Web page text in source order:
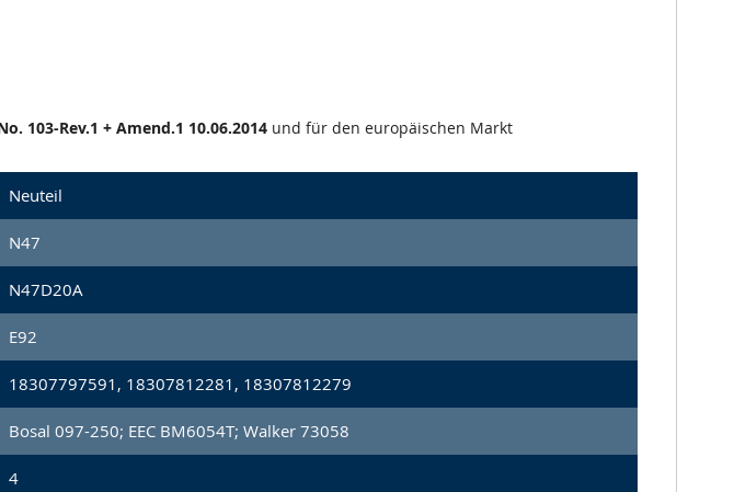
103-Rev.1 + Amend.1 10.06.2014 und für den europäischen Markt
Neuteil
N47
N47D20A
E92
18307797591, 18307812281, 18307812279
Bosal 097-250; EEC BM6054T; Walker 73058
4